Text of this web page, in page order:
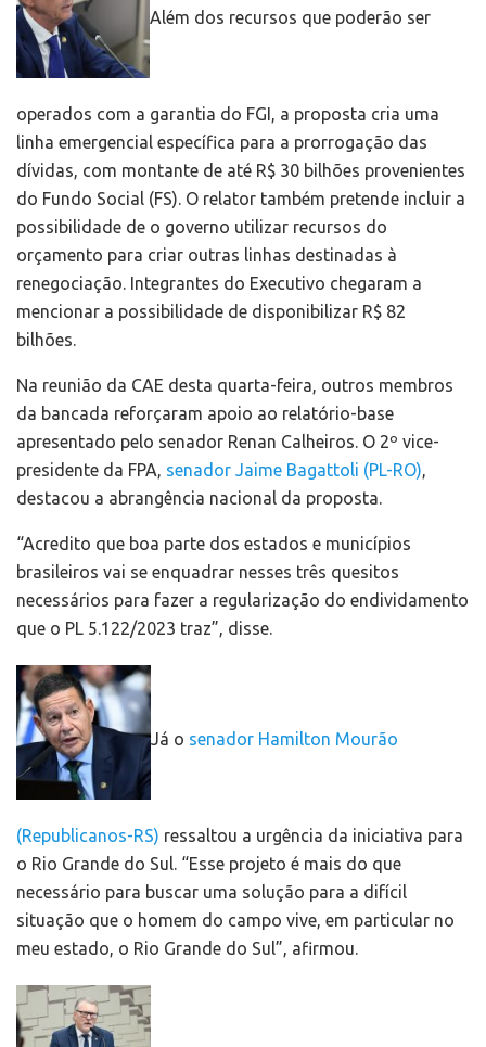
Além dos recursos que poderão ser
operados com a garantia do FGI, a proposta cria uma
linha emergencial específica para a prorrogação das
dívidas, com montante de até R$ 30 bilhões provenientes
do Fundo Social (FS). O relator também pretende incluir a
possibilidade de o governo utilizar recursos do
orçamento para criar outras linhas destinadas à
renegociação. Integrantes do Executivo chegaram a
mencionar a possibilidade de disponibilizar R$ 82
bilhões.
Na reunião da CAE desta quarta-feira, outros membros
da bancada reforçaram apoio ao relatório-base
apresentado pelo senador Renan Calheiros. O 2º vice-
presidente da FPA, senador Jaime Bagattoli (PL-RO),
destacou a abrangência nacional da proposta.
“Acredito que boa parte dos estados e municípios
brasileiros vai se enquadrar nesses três quesitos
necessários para fazer a regularização do endividamento
que o PL 5.122/2023 traz”, disse.
Já o senador Hamilton Mourão
(Republicanos-RS) ressaltou a urgência da iniciativa para
o Rio Grande do Sul. “Esse projeto é mais do que
necessário para buscar uma solução para a difícil
situação que o homem do campo vive, em particular no
meu estado, o Rio Grande do Sul”, afirmou.